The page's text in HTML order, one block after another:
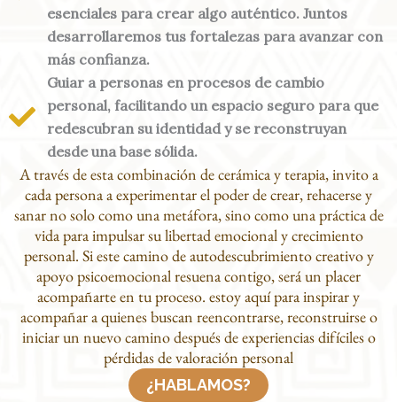
esenciales para crear algo auténtico. Juntos
desarrollaremos tus fortalezas para avanzar con
más confianza.
Guiar a personas en procesos de cambio
personal, facilitando un espacio seguro para que
redescubran su identidad y se reconstruyan
desde una base sólida.
A través de esta combinación de cerámica y terapia, invito a
cada persona a experimentar el poder de crear, rehacerse y
sanar no solo como una metáfora, sino como una práctica de
vida para impulsar su libertad emocional y crecimiento
personal. Si este camino de autodescubrimiento creativo y
apoyo psicoemocional resuena contigo, será un placer
acompañarte en tu proceso. estoy aquí para inspirar y
acompañar a quienes buscan reencontrarse, reconstruirse o
iniciar un nuevo camino después de experiencias difíciles o
pérdidas de valoración personal
¿HABLAMOS?